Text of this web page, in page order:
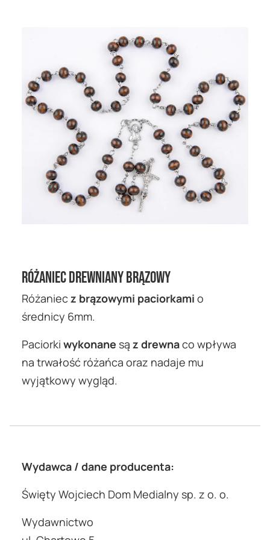
Różaniec drewniany brązowy
Różaniecz brązowymi paciorkami o
średnicy 6mm.
Paciorki wykonane są z drewnaco wpływa
na trwałość różańca oraz nadaje mu
wyjątkowy wygląd.
Wydawca / dane producenta:
Święty Wojciech Dom Medialny sp. z o. o.
Wydawnictwo